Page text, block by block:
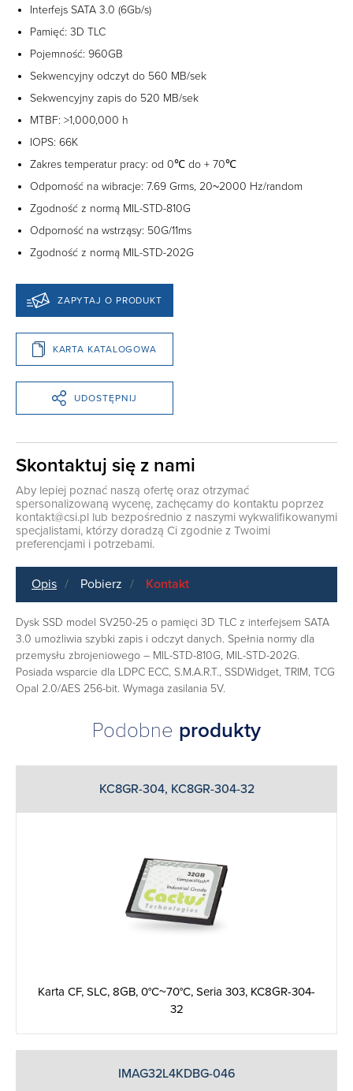
Interfejs SATA 3.0 (6Gb/s)
Pamięć: 3D TLC
Pojemność: 960GB
Sekwencyjny odczyt do 560 MB/sek
Sekwencyjny zapis do 520 MB/sek
MTBF: >1,000,000 h
IOPS: 66K
Zakres temperatur pracy: od 0℃ do + 70℃
Odporność na wibracje: 7.69 Grms, 20~2000 Hz/random
Zgodność z normą MIL-STD-810G
Odporność na wstrząsy: 50G/11ms
Zgodność z normą MIL-STD-202G
ZAPYTAJ O PRODUKT
KARTA KATALOGOWA
UDOSTĘPNIJ
Skontaktuj się z nami
Aby lepiej poznać naszą ofertę oraz otrzymać
spersonalizowaną wycenę, zachęcamy do kontaktu poprzez
kontakt@csi.pl lub bezpośrednio z naszymi wykwalifikowanymi
specjalistami, którzy doradzą Ci zgodnie z Twoimi
preferencjami i potrzebami.
Opis Pobierz Kontakt
Dysk SSD model SV250-25 o pamięci 3D TLC z interfejsem SATA
3.0 umożliwia szybki zapis i odczyt danych. Spełnia normy dla
przemysłu zbrojeniowego – MIL-STD-810G, MIL-STD-202G.
Posiada wsparcie dla LDPC ECC, S.M.A.R.T., SSDWidget, TRIM, TCG
Opal 2.0/AES 256-bit. Wymaga zasilania 5V.
Podobne produkty
KC8GR-304, KC8GR-304-32
Karta CF, SLC, 8GB, 0°C~70°C, Seria 303, KC8GR-304-
32
IMAG32L4KDBG-046